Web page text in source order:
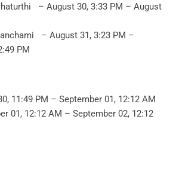
– August 30, 3:33 PM – August
– August 31, 3:23 PM –
PM
11:49 PM – September 01, 12:12 AM
01, 12:12 AM – September 02, 12:12